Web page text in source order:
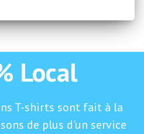
Local
T-shirts sont fait à la
de plus d'un service